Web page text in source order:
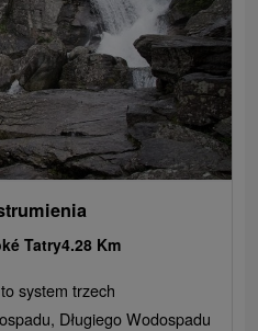
Tatry4.28 Km
system trzech
Długiego Wodospadu